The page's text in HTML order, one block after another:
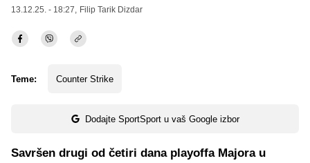
13.12.25. - 18:27, Filip Tarik Dizdar
Teme: Counter Strike
Dodajte SportSport u vaš Google izbor
Savršen drugi od četiri dana playoffa Majora u